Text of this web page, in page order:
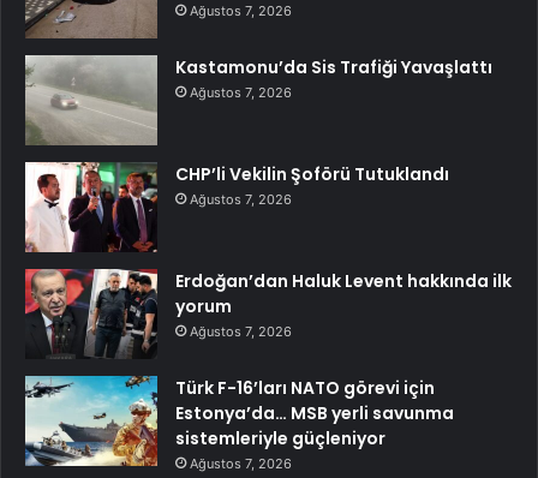
Ağustos 7, 2026
Kastamonu’da Sis Trafiği Yavaşlattı
Ağustos 7, 2026
CHP’li Vekilin Şoförü Tutuklandı
Ağustos 7, 2026
Erdoğan’dan Haluk Levent hakkında ilk
yorum
Ağustos 7, 2026
Türk F-16’ları NATO görevi için
Estonya’da… MSB yerli savunma
sistemleriyle güçleniyor
Ağustos 7, 2026